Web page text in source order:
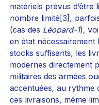
matériels prévus
nombre limité[3] ,
(cas des Léopard-1),
en état nécessairement
stocks suffisants, les
modernes directement
militaires des armées
accentuées, au rythme
ces livraisons, même